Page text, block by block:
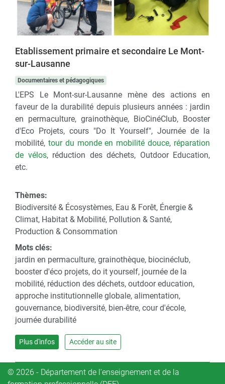
Etablissement primaire et secondaire Le Mont-
sur-Lausanne
Documentaires et pédagogiques
L'EPS Le Mont-sur-Lausanne mène des actions en
faveur de la durabilité depuis plusieurs années : jardin
en permaculture, grainothèque, BioCinéClub, Booster
d'Eco Projets, cours "Do It Yourself", Journée de la
mobilité, tour du monde en mobilité douce, réparation
de vélos, réduction des déchets, Outdoor Education,
etc.
Thèmes:
Biodiversité & Écosystèmes, Eau & Forêt, Énergie &
Climat, Habitat & Mobilité, Pollution & Santé,
Production & Consommation
Mots clés:
jardin en permaculture, grainothèque, biocinéclub,
booster d'éco projets, do it yourself, journée de la
mobilité, réduction des déchets, outdoor education,
approche institutionnelle globale, alimentation,
gouvernance, biodiversité, bien-être, cour d'école,
journée durabilité
Plus d'infos Accéder au site
© 2026 - Département de l’enseignement et de la